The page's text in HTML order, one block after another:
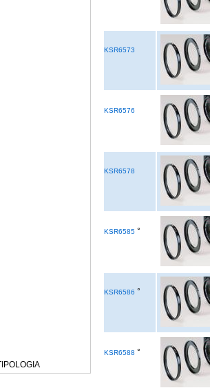
KSR6573
KSR6576
KSR6578
KSR6585 °
KSR6586 °
KSR6588 °